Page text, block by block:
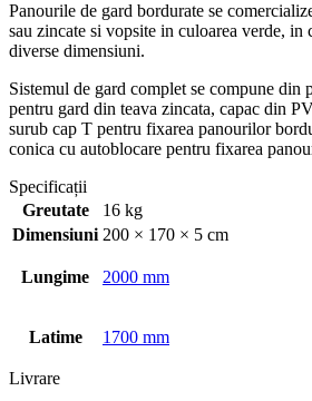
Panourile de gard bordurate se
sau zincate si vopsite in culoarea verde, in
diverse dimensiuni.
Sistemul de gard complet se compune din
pentru gard din teava zincata, capac din
surub cap T pentru fixarea panourilor
conica cu autoblocare pentru fixarea
Specificații
Greutate
16 kg
Dimensiuni 200 × 170 × 5 cm
Lungime 2000 mm
Latime 1700 mm
Livrare